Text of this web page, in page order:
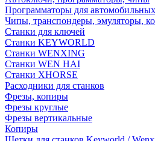
Программаторы для
Чипы, транспондеры, эмуляторы,
Станки для ключей
Станки KEYWORLD
Станки WENXING
Станки WEN HAI
Станки XHORSE
Расходники для станков
Фрезы, копиры
Фрезы круглые
Фрезы вертикальные
Копиры